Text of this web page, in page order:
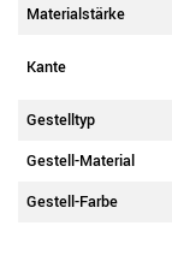
Materialstärke
Kante
Gestelltyp
Gestell-Material
Gestell-Farbe